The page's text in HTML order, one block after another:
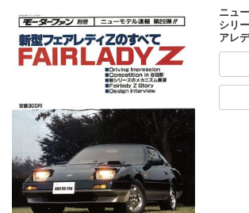
ニュ
シリ
アレ